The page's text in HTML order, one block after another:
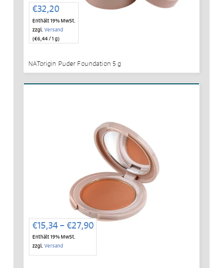
€32,20
Enthält 19% MwSt.
zzgl. Versand
(€6,44/ 1 g)
NATorigin Puder Foundation 5 g
€15,34– €27,90Preisspanne:
Enthält 19% MwSt.
zzgl. Versand